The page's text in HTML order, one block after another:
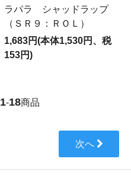
ラパラ シャッドラップ
（ＳＲ９：ＲＯＬ）
1,683円(本体1,530円、税
153円)
1-18商品
次へ